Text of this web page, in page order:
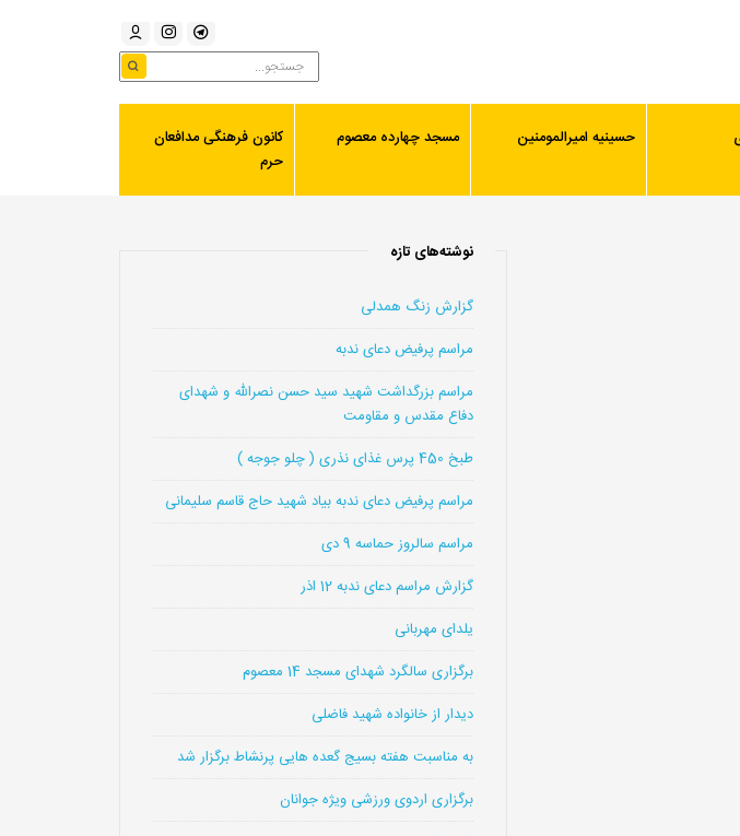
حسینیه امیرالمومنین مسجد چهارده معصوم
کانون فرهنگی مدافعان
حرم
نوشته‌های تازه
گزارش زنگ همدلی
مراسم پرفیض دعای ندبه
مراسم بزرگداشت شهید سید حسن نصرالله و شهدای
دفاع مقدس و مقاومت
طبخ 450 پرس غذای نذری ( چلو جوجه )
مراسم پرفیض دعای ندبه بیاد شهید حاج قاسم سلیمانی
مراسم سالروز حماسه 9 دی
گزارش مراسم دعای ندبه 12 اذر
یلدای مهربانی
برگزاری سالگرد شهدای مسجد 14 معصوم
دیدار از خانواده شهید فاضلی
به مناسبت هفته بسیج گعده هایی پرنشاط برگزار شد
برگزاری اردوی ورزشی ویژه جوانان